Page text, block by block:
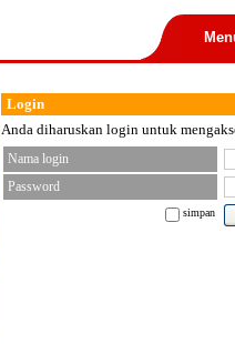
Login
Anda diharuskan login untuk
Nama login
Password
simpan